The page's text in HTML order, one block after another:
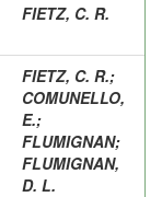
FIETZ, C. R.
FIETZ, C. R.;
COMUNELLO,
E.;
FLUMIGNAN;
FLUMIGNAN,
D. L.